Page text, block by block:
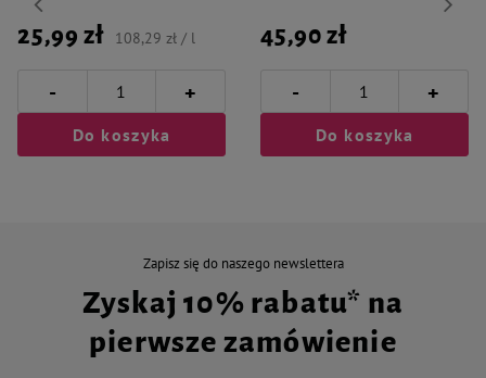
25,99 zł 108,29 zł / l
- +
Do koszyka
45,90 zł
- +
Do koszyka
Zapisz się do naszego newslettera
Zyskaj 10% rabatu* na
pierwsze zamówienie